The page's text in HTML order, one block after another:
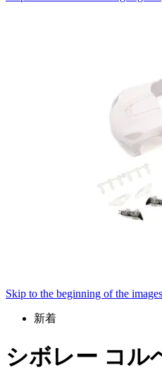
Skip to the beginning of the
新着
シボレー コル